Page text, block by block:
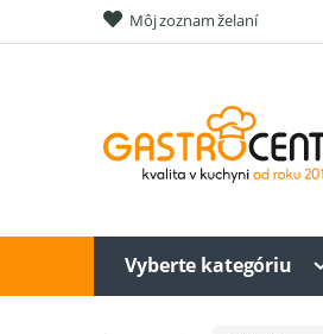
to
to
Môj zoznam želaní
Vyberte kategóriu